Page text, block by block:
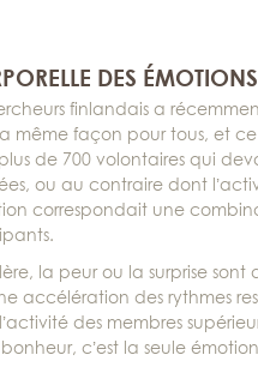
DES ÉMOTIONS
finlandais a
même façon pour tous, et
de 700 volontaires qui
ou au contraire dont
correspondait une
la peur ou la surprise
accélération des rythmes
des membres
c’est la seule